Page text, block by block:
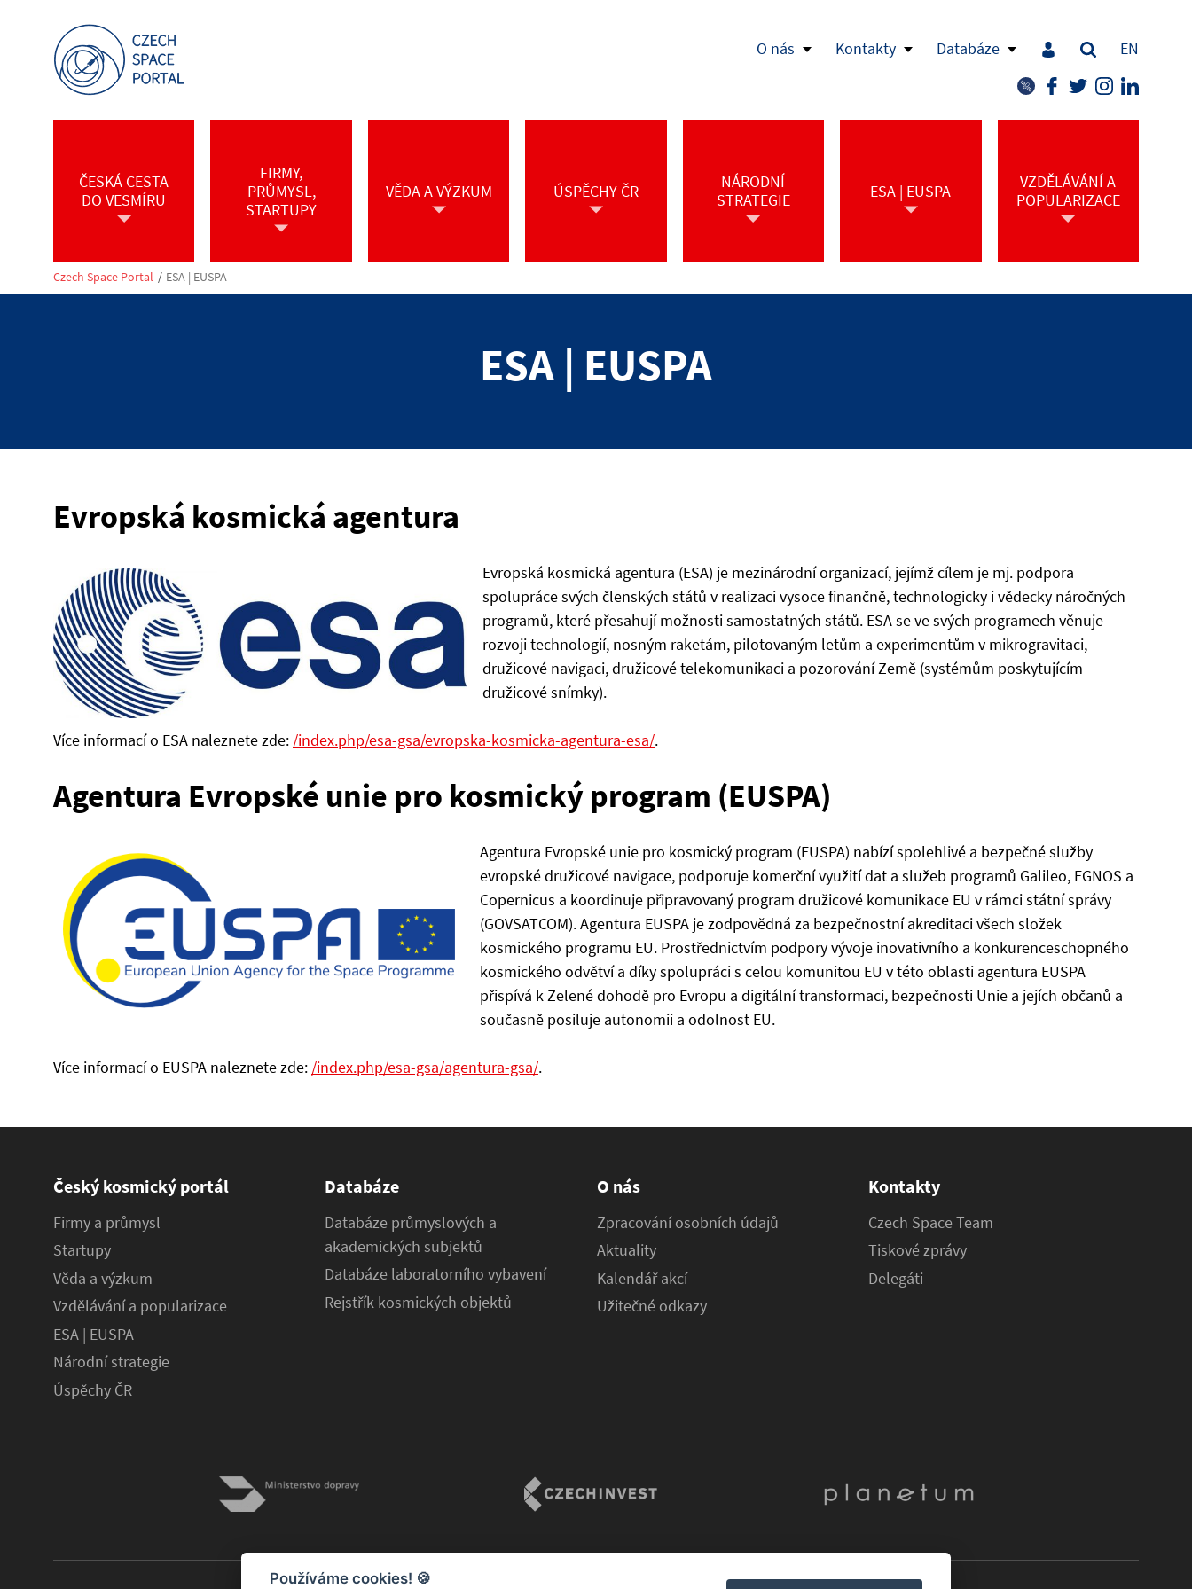
O nás Kontakty Databáze EN
ČESKÁ CESTA
DO VESMÍRU
FIRMY,
PRŮMYSL,
STARTUPY
VĚDA A VÝZKUM ÚSPĚCHY ČR
NÁRODNÍ
STRATEGIE
ESA | EUSPA
VZDĚLÁVÁNÍ A
POPULARIZACE
Czech Space Portal / ESA | EUSPA
ESA | EUSPA
Evropská kosmická agentura
Evropská kosmická agentura (ESA) je mezinárodní organizací, jejímž cílem je mj. podpora
spolupráce svých členských států v realizaci vysoce finančně, technologicky i vědecky náročných
programů, které přesahují možnosti samostatných států. ESA se ve svých programech věnuje
rozvoji technologií, nosným raketám, pilotovaným letům a experimentům v mikrogravitaci,
družicové navigaci, družicové telekomunikaci a pozorování Země (systémům poskytujícím
družicové snímky).
Více informací o ESA naleznete zde: /index.php/esa-gsa/evropska-kosmicka-agentura-esa/.
Agentura Evropské unie pro kosmický program (EUSPA)
Agentura Evropské unie pro kosmický program (EUSPA) nabízí spolehlivé a bezpečné služby
evropské družicové navigace, podporuje komerční využití dat a služeb programů Galileo, EGNOS a
Copernicus a koordinuje připravovaný program družicové komunikace EU v rámci státní správy
(GOVSATCOM). Agentura EUSPA je zodpovědná za bezpečnostní akreditaci všech složek
kosmického programu EU. Prostřednictvím podpory vývoje inovativního a konkurenceschopného
kosmického odvětví a díky spolupráci s celou komunitou EU v této oblasti agentura EUSPA
přispívá k Zelené dohodě pro Evropu a digitální transformaci, bezpečnosti Unie a jejích občanů a
současně posiluje autonomii a odolnost EU.
Více informací o EUSPA naleznete zde: /index.php/esa-gsa/agentura-gsa/.
Český kosmický portál
Firmy a průmysl
Startupy
Věda a výzkum
Vzdělávání a popularizace
ESA | EUSPA
Národní strategie
Úspěchy ČR
Databáze
Databáze průmyslových a
akademických subjektů
Databáze laboratorního vybavení
Rejstřík kosmických objektů
O nás
Zpracování osobních údajů
Aktuality
Kalendář akcí
Užitečné odkazy
Kontakty
Czech Space Team
Tiskové zprávy
Delegáti
Používáme cookies! 🍪